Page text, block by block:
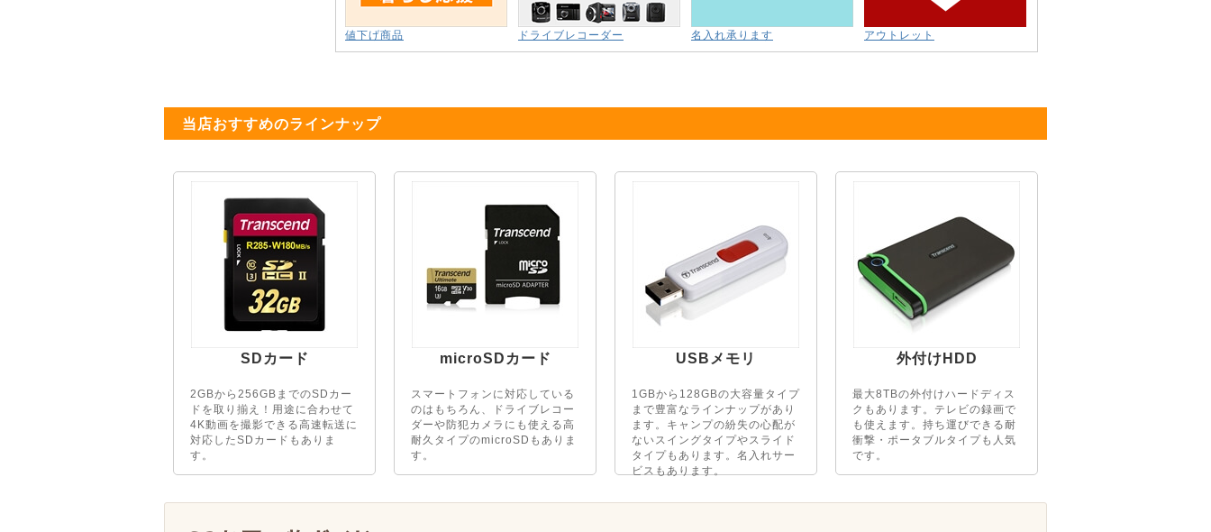
値下げ商品 ドライブレコーダー 名入れ承ります アウトレット
当店おすすめのラインナップ
SDカード
2GBから256GBまでのSDカー
ドを取り揃え！用途に合わせて
4K動画を撮影できる高速転送に
対応したSDカードもありま
す。
microSDカード
スマートフォンに対応している
のはもちろん、ドライブレコー
ダーや防犯カメラにも使える高
耐久タイプのmicroSDもありま
す。
USBメモリ
1GBから128GBの大容量タイプ
まで豊富なラインナップがあり
ます。キャンプの紛失の心配が
ないスイングタイプやスライド
タイプもあります。名入れサー
ビスもあります。
外付けHDD
最大8TBの外付けハードディス
クもあります。テレビの録画で
も使えます。持ち運びできる耐
衝撃・ポータブルタイプも人気
です。